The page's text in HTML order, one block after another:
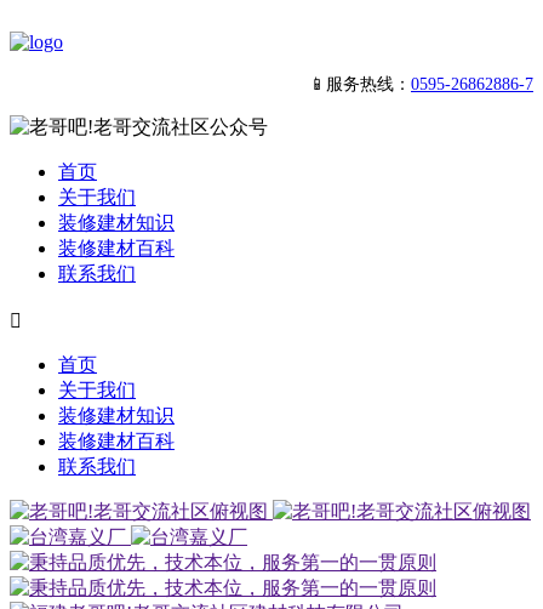
📱服务热线： 0595-26862886-7
首页
关于我们
装修建材知识
装修建材百科
联系我们

首页
关于我们
装修建材知识
装修建材百科
联系我们